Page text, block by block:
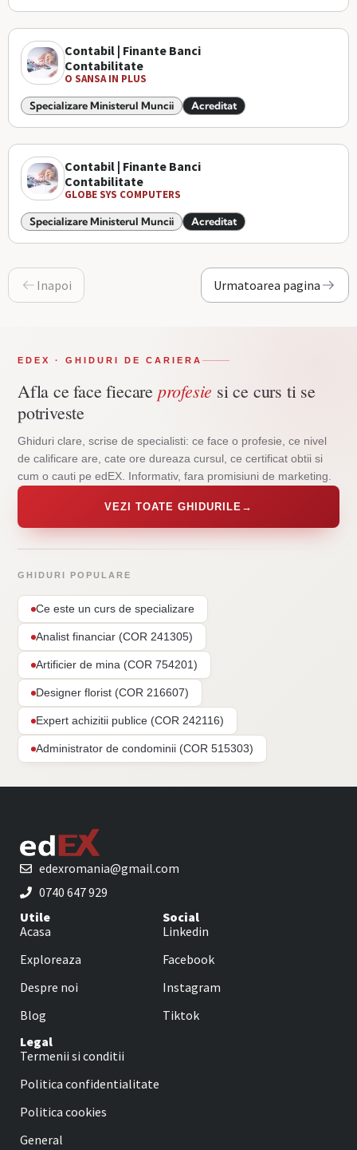
Contabil | Finante Banci
Contabilitate
O SANSA IN PLUS
Specializare Ministerul Muncii Acreditat
Contabil | Finante Banci
Contabilitate
GLOBE SYS COMPUTERS
Specializare Ministerul Muncii Acreditat
Inapoi Urmatoarea pagina
EDEX · GHIDURI DE CARIERA
Afla ce face fiecare profesie si ce curs ti se
potriveste
Ghiduri clare, scrise de specialisti: ce face o profesie, ce nivel
de calificare are, cate ore dureaza cursul, ce certificat obtii si
cum o cauti pe edEX. Informativ, fara promisiuni de marketing.
VEZI TOATE GHIDURILE →
GHIDURI POPULARE
Ce este un curs de specializare
Analist financiar (COR 241305)
Artificier de mina (COR 754201)
Designer florist (COR 216607)
Expert achizitii publice (COR 242116)
Administrator de condominii (COR 515303)
edexromania@gmail.com
0740 647 929
Utile
Acasa
Exploreaza
Despre noi
Blog
Social
Linkedin
Facebook
Instagram
Tiktok
Legal
Termenii si conditii
Politica confidentialitate
Politica cookies
General